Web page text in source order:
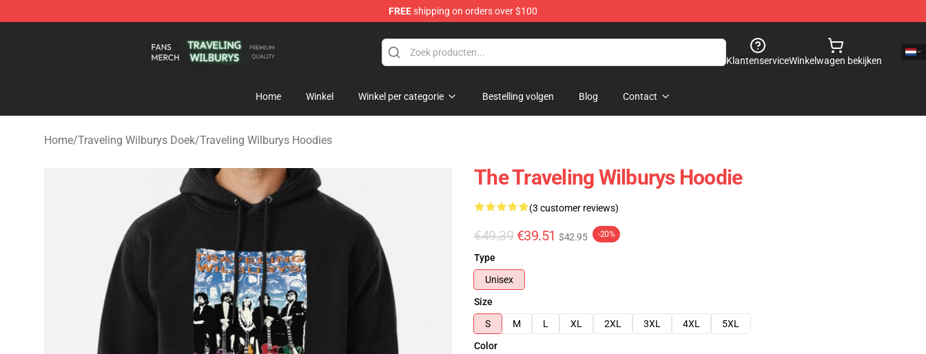
FREEshipping on orders over $100
KlantenserviceWinkelwagen bekijken
Home Winkel Winkel per categorie Bestelling volgen Blog Contact
Home/Traveling Wilburys Doek/Traveling Wilburys Hoodies
The Traveling Wilburys Hoodie
(3 customer reviews)
€49.39 €39.51 $42.95 -20%
Type
Unisex
Size
S
M L XL 2XL 3XL 4XL
5XL
Color